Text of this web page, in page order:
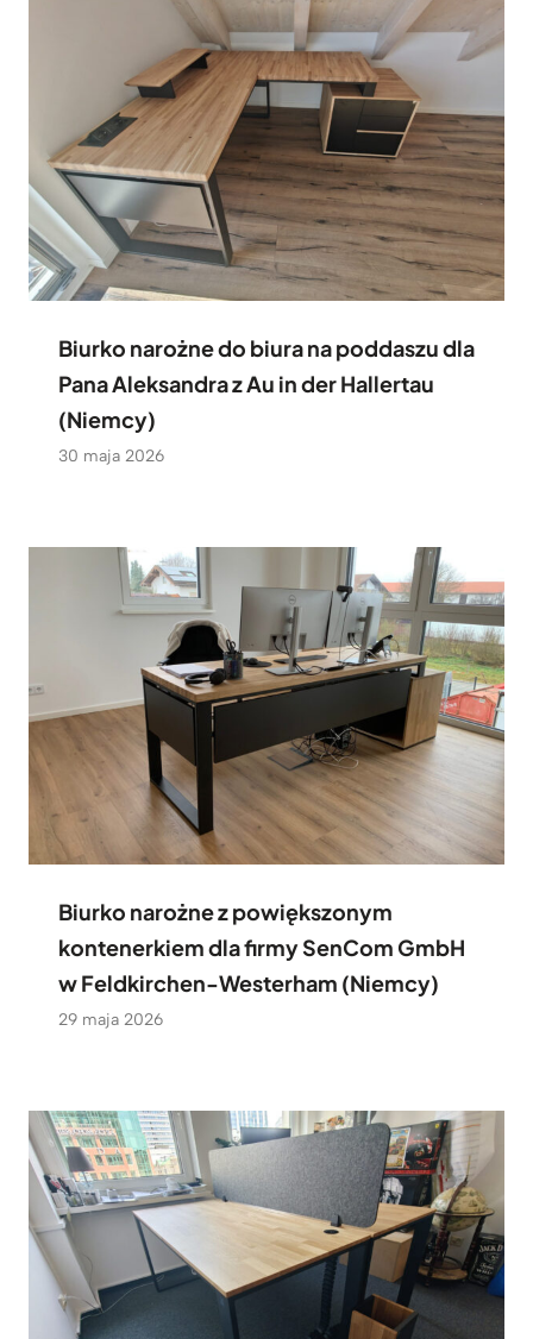
Biurko narożne do biura na poddaszu dla
Pana Aleksandra z Au in der Hallertau
(Niemcy)
30 maja 2026
Biurko narożne z powiększonym
kontenerkiem dla firmy SenCom GmbH
w Feldkirchen-Westerham (Niemcy)
29 maja 2026